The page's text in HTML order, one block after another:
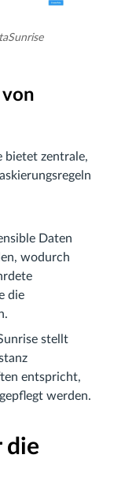
bietet zentrale,
Daten
wodurch
die
stellt
entspricht,
werden.
die